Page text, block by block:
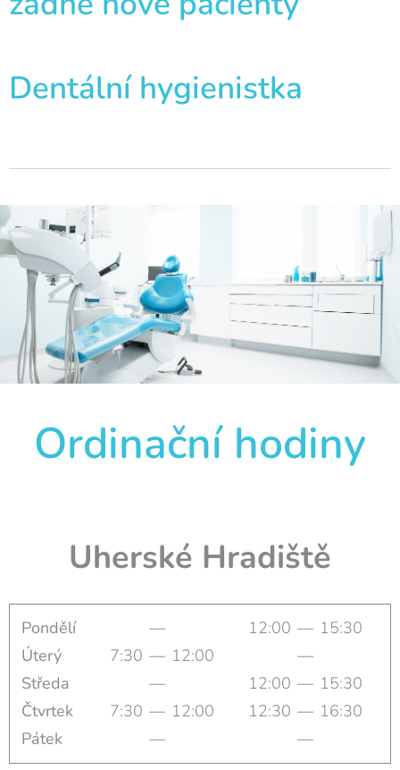
Dentální hygienistka
Ordinační hodiny
Uherské Hradiště
Pondělí — 12:00 — 15:30
Úterý
7:30 — 12:00
—
Středa
— 12:00 — 15:30
Čtvrtek
7:30 — 12:00 12:30 — 16:30
Pátek
— —